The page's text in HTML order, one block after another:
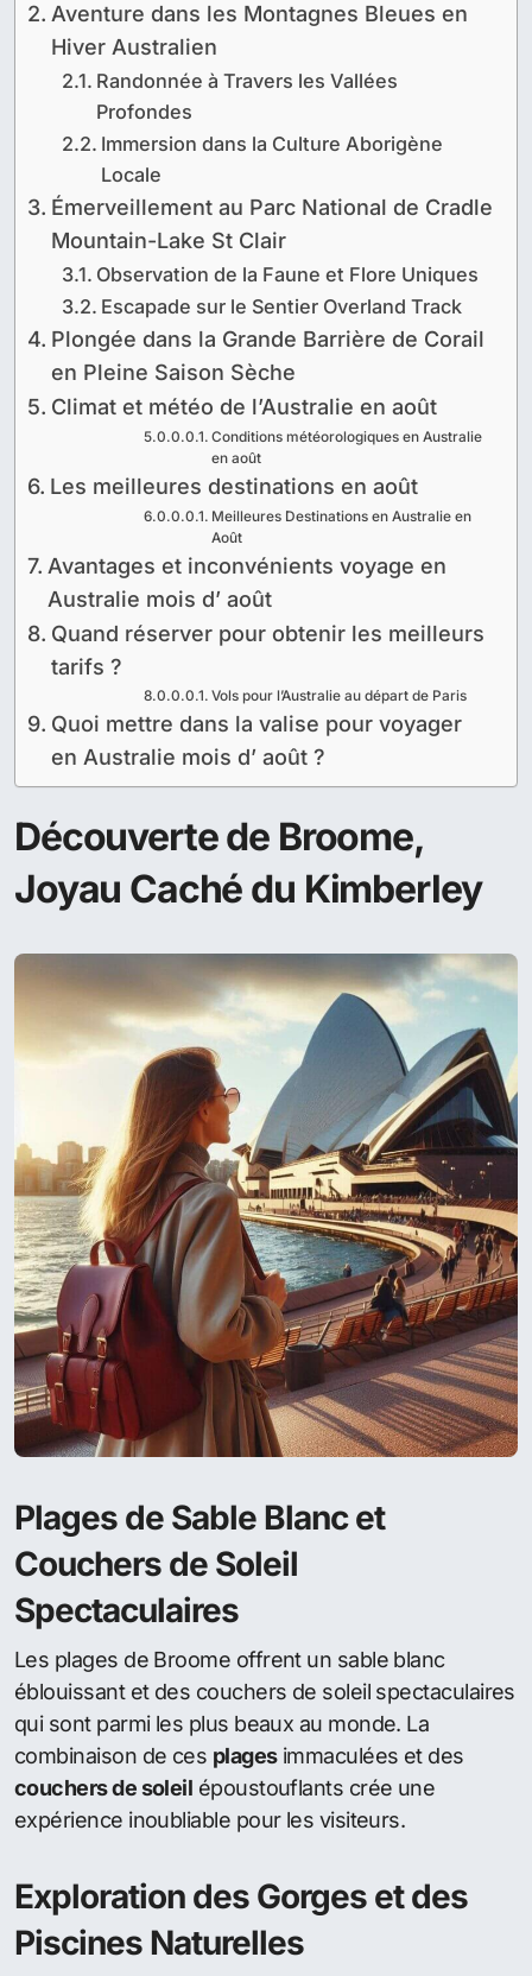
Aventure dans les Montagnes Bleues en
Hiver Australien
Randonnée à Travers les Vallées
Profondes
Immersion dans la Culture Aborigène
Locale
Émerveillement au Parc National de Cradle
Mountain-Lake St Clair
Observation de la Faune et Flore Uniques
Escapade sur le Sentier Overland Track
Plongée dans la Grande Barrière de Corail
en Pleine Saison Sèche
Climat et météo de l’Australie en août
Conditions météorologiques en Australie
en août
Les meilleures destinations en août
Meilleures Destinations en Australie en
Août
Avantages et inconvénients voyage en
Australie mois d’ août
Quand réserver pour obtenir les meilleurs
tarifs ?
Vols pour l’Australie au départ de Paris
Quoi mettre dans la valise pour voyager
en Australie mois d’ août ?
Découverte de Broome,
Joyau Caché du Kimberley
Plages de Sable Blanc et
Couchers de Soleil
Spectaculaires
Les plages de Broome offrent un sable blanc
éblouissant et des couchers de soleil spectaculaires
qui sont parmi les plus beaux au monde. La
combinaison de ces plagesimmaculées et des
couchers de soleil époustouflants crée une
expérience inoubliable pour les visiteurs.
Exploration des Gorges et des
Piscines Naturelles